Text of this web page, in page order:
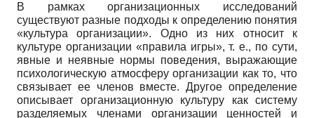
В рамках организационных исследований
существуют разные подходы к определению понятия
«культура организации». Одно из них относит к
культуре организации «правила игры», т. е., по сути,
явные и неявные нормы поведения, выражающие
психологическую атмосферу организации как то, что
связывает ее членов вместе. Другое определение
описывает организационную культуру как систему
разделяемых членами организации ценностей и